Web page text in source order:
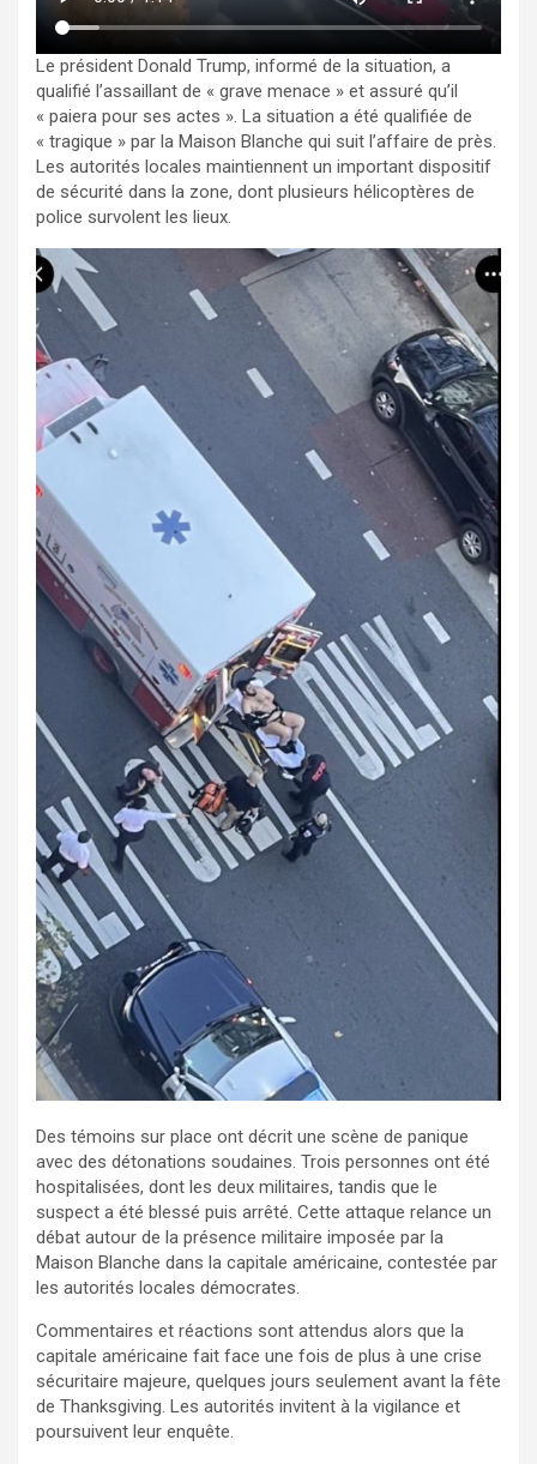
Le président Donald Trump, informé de la situation, a
qualifié l’assaillant de « grave menace » et assuré qu’il
« paiera pour ses actes ». La situation a été qualifiée de
« tragique » par la Maison Blanche qui suit l’affaire de près.
Les autorités locales maintiennent un important dispositif
de sécurité dans la zone, dont plusieurs hélicoptères de
police survolent les lieux.
Des témoins sur place ont décrit une scène de panique
avec des détonations soudaines. Trois personnes ont été
hospitalisées, dont les deux militaires, tandis que le
suspect a été blessé puis arrêté. Cette attaque relance un
débat autour de la présence militaire imposée par la
Maison Blanche dans la capitale américaine, contestée par
les autorités locales démocrates.
Commentaires et réactions sont attendus alors que la
capitale américaine fait face une fois de plus à une crise
sécuritaire majeure, quelques jours seulement avant la fête
de Thanksgiving. Les autorités invitent à la vigilance et
poursuivent leur enquête.